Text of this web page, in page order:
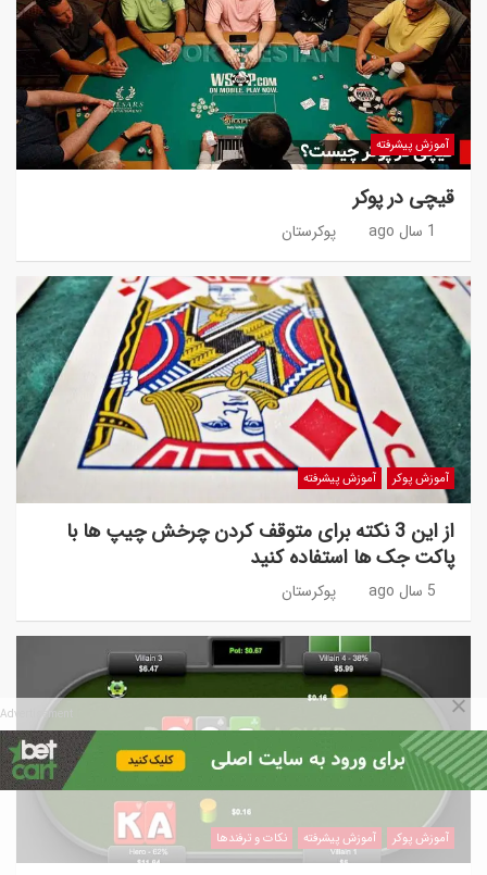
آموزش پیشرفته
قیچی در پوکر
1 سال ago پوکرستان
آموزش پوکر آموزش پیشرفته
از این 3 نکته برای متوقف کردن چرخش چیپ ها با
پاکت جک ها استفاده کنید
5 سال ago پوکرستان
آموزش پوکر آموزش پیشرفته نکات و ترفندها
Advertisement